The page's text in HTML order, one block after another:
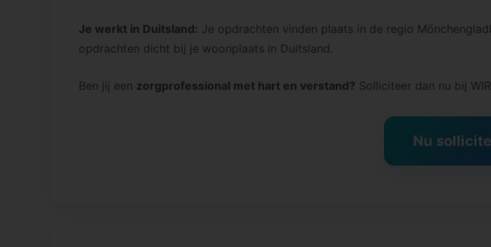
Je werkt in Duitsland: Je opdrachten vinden plaats in de regio
opdrachten dicht bij je woonplaats in Duitsland.
Ben jij een zorgprofessional met hart en verstand? Solliciteer dan nu bij
Nu